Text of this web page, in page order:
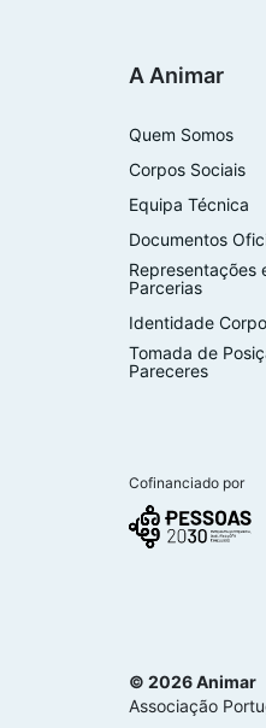
A Animar
Quem Somos
Corpos Sociais
Equipa Técnica
Documentos
Representações
Parcerias
Identidade
Tomada de
Pareceres
Cofinanciado por
© 2026 Animar
Associação